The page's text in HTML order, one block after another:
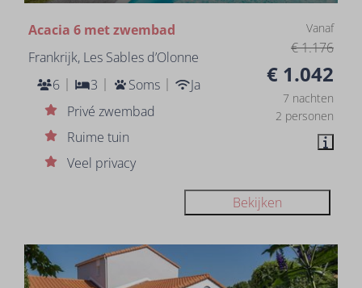
Vanaf
€ 1.176
€ 1.042
7 nachten
2 personen
Acacia 6 met zwembad
Frankrijk, Les Sables d’Olonne
6
3 Soms
Ja
Privé zwembad
Ruime tuin
Veel privacy
Bekijken